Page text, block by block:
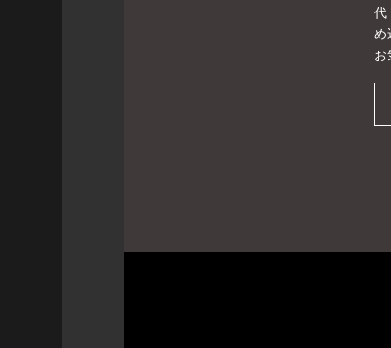
代
め
お